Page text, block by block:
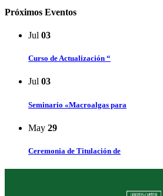
Próximos Eventos
Jul 03
Curso de Actualización “
Jul 03
Seminario «Macroalgas para
May 29
Ceremonia de Titulación de